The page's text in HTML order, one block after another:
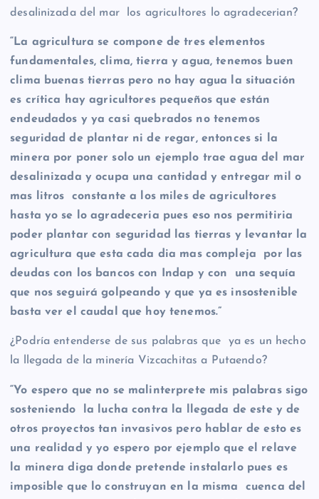
desalinizada del mar los agricultores lo agradecerian?
“La agricultura se compone de tres elementos
fundamentales, clima, tierra y agua, tenemos buen
clima buenas tierras pero no hay agua la situación
es crítica hay agricultores pequeños que están
endeudados y ya casi quebrados no tenemos
seguridad de plantar ni de regar, entonces si la
minera por poner solo un ejemplo trae agua del mar
desalinizada y ocupa una cantidad y entregar mil o
mas litros constante a los miles de agricultores
hasta yo se lo agradeceria pues eso nos permitiria
poder plantar con seguridad las tierras y levantar la
agricultura que esta cada dia mas compleja por las
deudas con los bancos con Indap y con una sequía
que nos seguirá golpeando y que ya es insostenible
basta ver el caudal que hoy tenemos.”
¿Podría entenderse de sus palabras que ya es un hecho
la llegada de la minería Vizcachitas a Putaendo?
“Yo espero que no se malinterprete mis palabras sigo
sosteniendo la lucha contra la llegada de este y de
otros proyectos tan invasivos pero hablar de esto es
una realidad y yo espero por ejemplo que el relave
la minera diga donde pretende instalarlo pues es
imposible que lo construyan en la misma cuenca del